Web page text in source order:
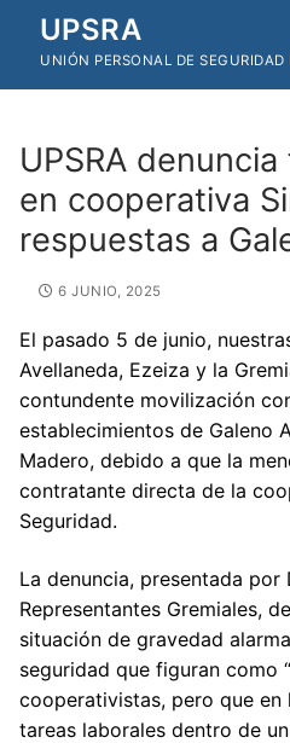
UPSRA
UNIÓN PERSONAL DE
UPSRA
en cooperativa
respuestas a
6 JUNIO, 2025
El pasado 5 de junio,
Avellaneda, Ezeiza y la
contundente movilización
establecimientos de Galeno
Madero, debido a que la
contratante directa de la
Seguridad.
La denuncia, presentada por
Representantes Gremiales,
situación de gravedad
seguridad que figuran como
cooperativistas, pero que en
tareas laborales dentro de